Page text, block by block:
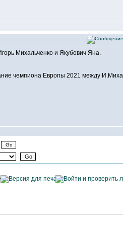
Михальченко и Якубович Яна.
чемпиона Европы 2021 между